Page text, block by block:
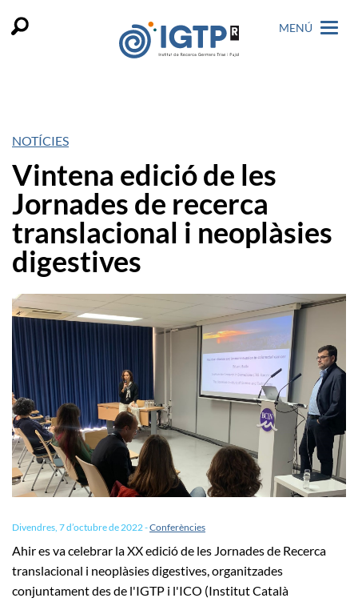
MENÚ
NOTÍCIES
Vintena edició de les
Jornades de recerca
translacional i neoplàsies
digestives
Divendres, 7 d’octubre de 2022-Conferències
Ahir es va celebrar la XX edició de les Jornades de Recerca
translacional i neoplàsies digestives, organitzades
conjuntament des de l'IGTP i l'ICO (Institut Català